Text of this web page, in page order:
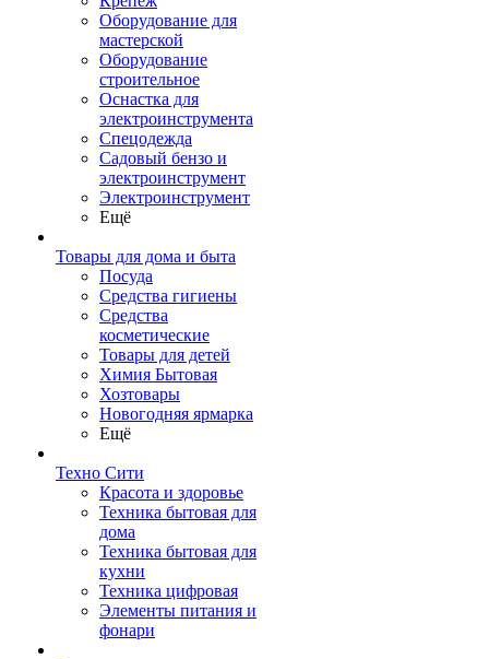
Оборудование для
мастерской
Оборудование
строительное
Оснастка для
электроинструмента
Спецодежда
Садовый бензо и
электроинструмент
Электроинструмент
Ещё
Товары для дома и быта
Посуда
Средства гигиены
Средства
косметические
Товары для детей
Химия Бытовая
Хозтовары
Новогодняя ярмарка
Ещё
Техно Сити
Красота и здоровье
Техника бытовая для
дома
Техника бытовая для
кухни
Техника цифровая
Элементы питания и
фонари